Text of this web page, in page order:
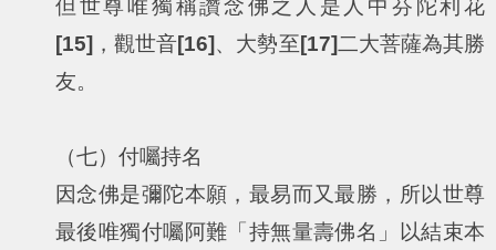
但世尊唯獨稱讚念佛之人是人中芬陀利花
[15] ，觀世音[16] 、大勢至[17]二大菩薩為其勝
友。
（七）付囑持名
因念佛是彌陀本願，最易而又最勝，所以世尊
最後唯獨付囑阿難「持無量壽佛名」以結束本